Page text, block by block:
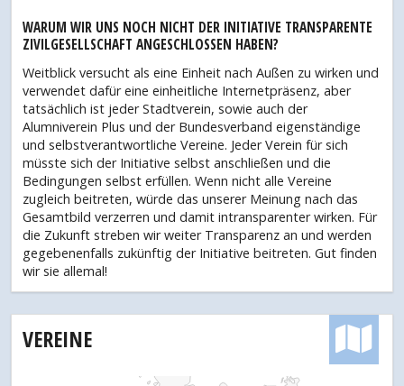
WARUM WIR UNS NOCH NICHT DER INITIATIVE TRANSPARENTE
ZIVILGESELLSCHAFT ANGESCHLOSSEN HABEN?
Weitblick versucht als eine Einheit nach Außen zu wirken und
verwendet dafür eine einheitliche Internetpräsenz, aber
tatsächlich ist jeder Stadtverein, sowie auch der
Alumniverein Plus und der Bundesverband eigenständige
und selbstverantwortliche Vereine. Jeder Verein für sich
müsste sich der Initiative selbst anschließen und die
Bedingungen selbst erfüllen. Wenn nicht alle Vereine
zugleich beitreten, würde das unserer Meinung nach das
Gesamtbild verzerren und damit intransparenter wirken. Für
die Zukunft streben wir weiter Transparenz an und werden
gegebenenfalls zukünftig der Initiative beitreten. Gut finden
wir sie allemal!
VEREINE